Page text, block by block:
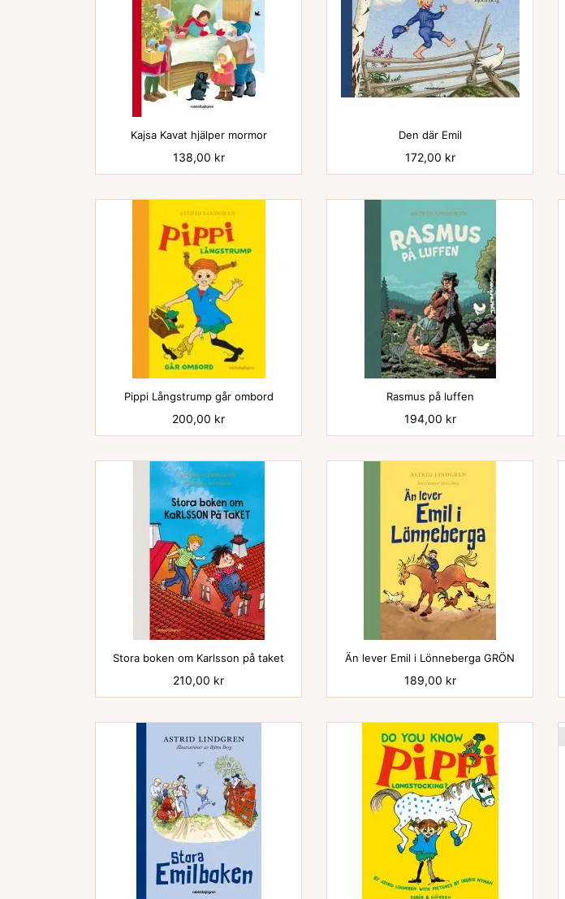

Kajsa Kavat hjälper mormor
Pris
138,00 kr

Den där Emil
Pris
172,00 kr
Pippi Långstrump går ombord
Pris
200,00 kr

Rasmus på luffen
Pris
194,00 kr

Stora boken om Karlsson på taket
Pris
210,00 kr

Än lever Emil i Lönneberga GRÖN
Pris
189,00 kr